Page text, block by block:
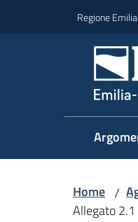
Regione
Home /
Allegato